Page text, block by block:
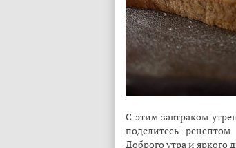
С этим завтраком
поделитесь
Доброго утра и яркого